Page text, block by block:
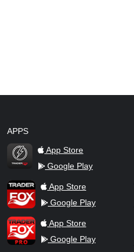
APPS
TraderFox Flash
App Store
Google Play
TraderFox AppApp Store
Google Play
TraderFox ProApp Store
Google Play